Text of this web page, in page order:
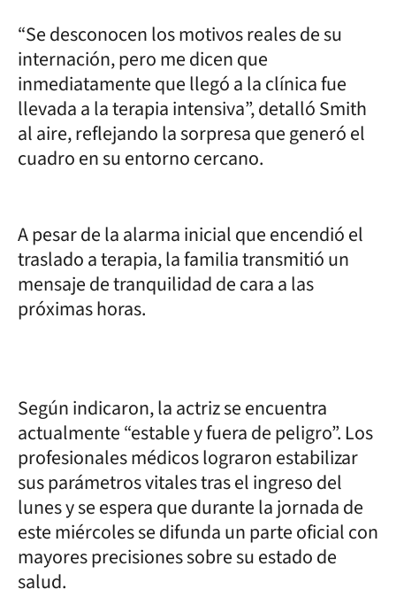
“Se desconocen los motivos reales de su
internación, pero me dicen que
inmediatamente que llegó a la clínica fue
llevada a la terapia intensiva”, detalló Smith
al aire, reflejando la sorpresa que generó el
cuadro en su entorno cercano.
A pesar de la alarma inicial que encendió el
traslado a terapia, la familia transmitió un
mensaje de tranquilidad de cara a las
próximas horas.
Según indicaron, la actriz se encuentra
actualmente “estable y fuera de peligro”. Los
profesionales médicos lograron estabilizar
sus parámetros vitales tras el ingreso del
lunes y se espera que durante la jornada de
este miércoles se difunda un parte oficial con
mayores precisiones sobre su estado de
salud.